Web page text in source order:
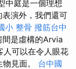
中庭是一個理想
演外，我們還可
小 整骨 撥筋台中
間是虛構的Arvia
人可以在令人眼花
見面。 台中國